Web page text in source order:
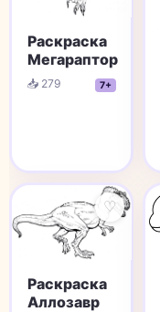
Раскраска
Мегараптор
📥 279 7+
♡
Раскраска
Аллозавр